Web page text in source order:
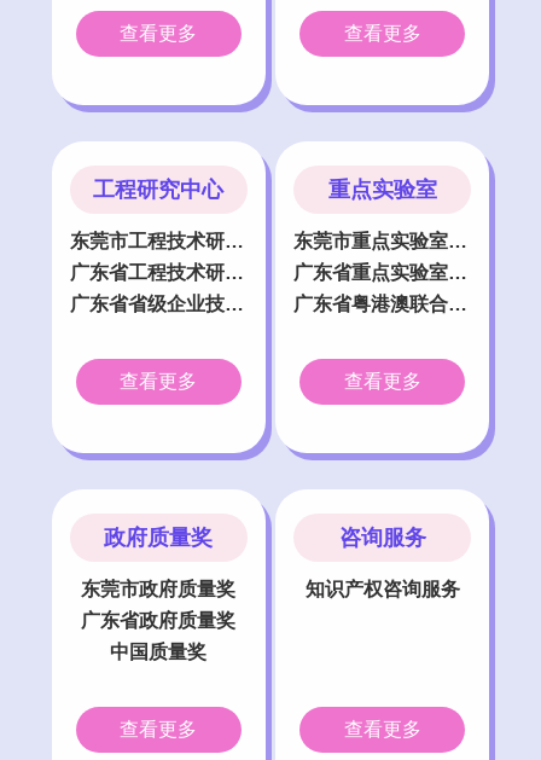
查看更多 查看更多
工程研究中心
东莞市工程技术研究中心认定
广东省工程技术研究中心认定
广东省省级企业技术中心认定
查看更多
重点实验室
东莞市重点实验室认定
广东省重点实验室认定
广东省粤港澳联合实验室认定
查看更多
政府质量奖
东莞市政府质量奖
广东省政府质量奖
中国质量奖
查看更多
咨询服务
知识产权咨询服务
查看更多